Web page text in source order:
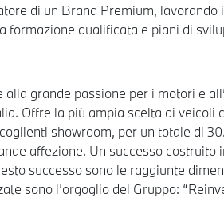
di un Brand Premium,
formazione qualificata e piani di
alla grande passione per i motori e
Offre la più ampia scelta di
showroom, per un totale di
affezione. Un successo
successo sono le raggiunte
sono l’orgoglio del Gruppo: